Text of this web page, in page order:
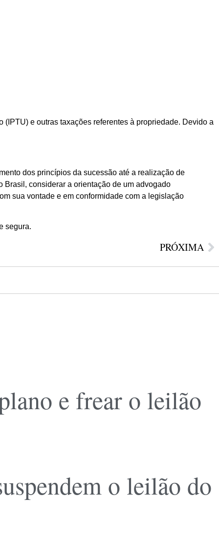
e outras taxações referentes à propriedade. Devido a
dos princípios da sucessão até a realização de
Brasil, considerar a orientação de um advogado
sua vontade e em conformidade com a legislação
segura.
PRÓXIMA
e frear o leilão
o leilão do